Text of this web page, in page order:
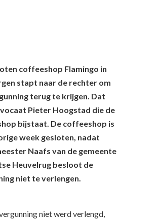
coffeeshop Flamingo in
stapt naar de rechter om
terug te krijgen. Dat
Pieter Hoogstad die de
bijstaat. De coffeeshop is
week gesloten, nadat
Naafs van de gemeente
Heuvelrug besloot de
niet te verlengen.
niet werd verlengd,